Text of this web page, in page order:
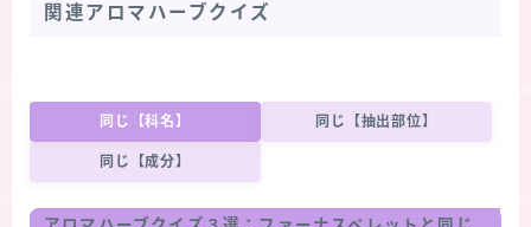
関連アロマハーブクイズ
同じ【科名】 同じ【抽出部位】
同じ【成分】